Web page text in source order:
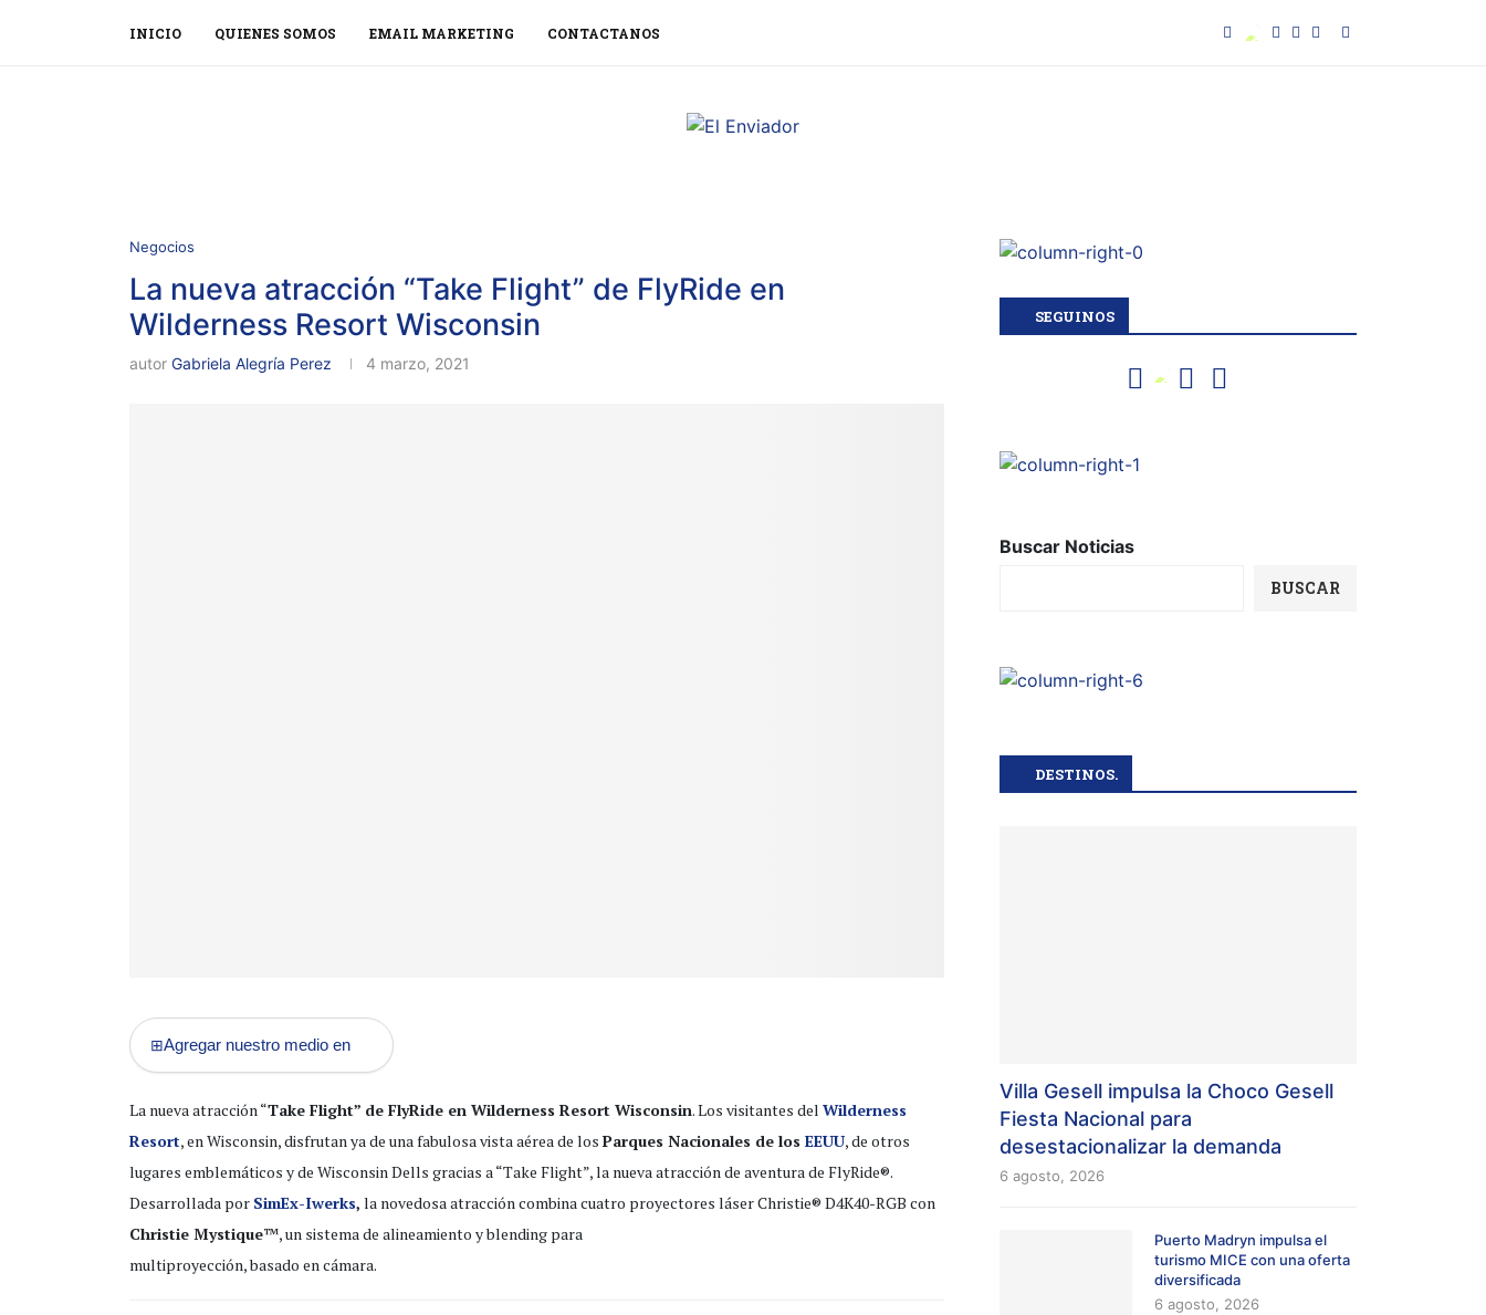
INICIO QUIENES SOMOS EMAIL MARKETING CONTACTANOS
Negocios
La nueva atracción “Take Flight” de FlyRide en
Wilderness Resort Wisconsin
autor Gabriela Alegría Perez 4 marzo, 2021
⊞Agregar nuestro medio en
La nueva atracción “Take Flight” de FlyRide en Wilderness Resort Wisconsin. Los visitantes del Wilderness
Resort, en Wisconsin, disfrutan ya de una fabulosa vista aérea de los Parques Nacionales de los EEUU, de otros
lugares emblemáticos y de Wisconsin Dells gracias a “Take Flight”, la nueva atracción de aventura de FlyRide®.
Desarrollada por SimEx-Iwerks, la novedosa atracción combina cuatro proyectores láser Christie® D4K40-RGB con
Christie Mystique™, un sistema de alineamiento y blending para
multiproyección, basado en cámara.
SEGUINOS
Buscar Noticias
BUSCAR
DESTINOS.
Villa Gesell impulsa la Choco Gesell
Fiesta Nacional para
desestacionalizar la demanda
6 agosto, 2026
Puerto Madryn impulsa el
turismo MICE con una oferta
diversificada
6 agosto, 2026